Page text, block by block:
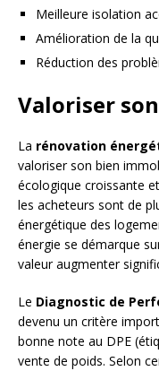
Meilleure isolation
Amélioration de la
Réduction des
Valoriser
La rénovation
valoriser son bien
écologique croissante
les acheteurs sont de
énergétique des
énergie se démarque
valeur augmenter
Le Diagnostic de
devenu un critère
bonne note au DPE
vente de poids. Selon